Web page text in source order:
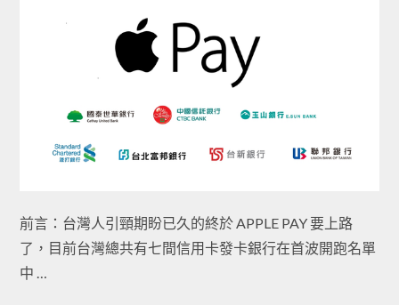
前言：台灣人引頸期盼已久的終於 APPLE PAY 要上路
了，目前台灣總共有七間信用卡發卡銀行在首波開跑名單
中 …